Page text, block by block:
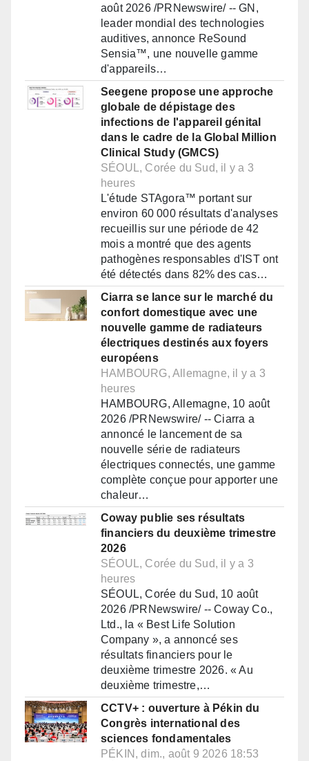
août 2026 /PRNewswire/ -- GN,
leader mondial des technologies
auditives, annonce ReSound
Sensia™, une nouvelle gamme
d'appareils…
Seegene propose une approche
globale de dépistage des
infections de l'appareil génital
dans le cadre de la Global Million
Clinical Study (GMCS)
SÉOUL, Corée du Sud, il y a 3
heures
L'étude STAgora™ portant sur
environ 60 000 résultats d'analyses
recueillis sur une période de 42
mois a montré que des agents
pathogènes responsables d'IST ont
été détectés dans 82% des cas…
Ciarra se lance sur le marché du
confort domestique avec une
nouvelle gamme de radiateurs
électriques destinés aux foyers
européens
HAMBOURG, Allemagne, il y a 3
heures
HAMBOURG, Allemagne, 10 août
2026 /PRNewswire/ -- Ciarra a
annoncé le lancement de sa
nouvelle série de radiateurs
électriques connectés, une gamme
complète conçue pour apporter une
chaleur…
Coway publie ses résultats
financiers du deuxième trimestre
2026
SÉOUL, Corée du Sud, il y a 3
heures
SÉOUL, Corée du Sud, 10 août
2026 /PRNewswire/ -- Coway Co.,
Ltd., la « Best Life Solution
Company », a annoncé ses
résultats financiers pour le
deuxième trimestre 2026. « Au
deuxième trimestre,…
CCTV+ : ouverture à Pékin du
Congrès international des
sciences fondamentales
PÉKIN, dim., août 9 2026 18:53